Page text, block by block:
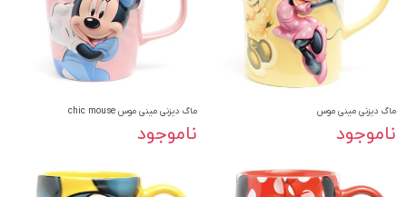
ماگ دیزنی مینی موس
ناموجود
ماگ دیزنی مینی موس chic mouse
ناموجود